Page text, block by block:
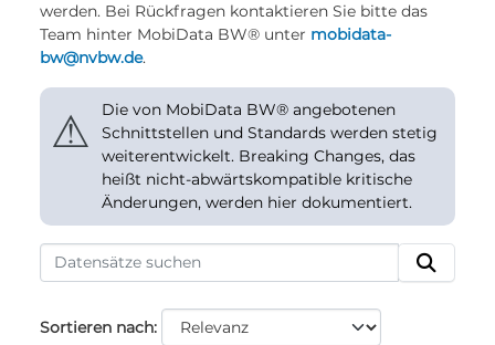
werden. Bei Rückfragen kontaktieren Sie bitte das
Team hinter MobiData BW® unter mobidata-
bw@nvbw.de.
⚠
Die von MobiData BW® angebotenen
Schnittstellen und Standards werden stetig
weiterentwickelt. Breaking Changes, das
heißt nicht-abwärtskompatible kritische
Änderungen, werden hier dokumentiert.
Sortieren nach